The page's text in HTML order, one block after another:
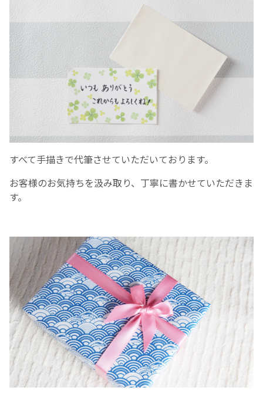
すべて手描きで代筆させていただいております。
お客様のお気持ちを汲み取り、丁寧に書かせていただきま
す。